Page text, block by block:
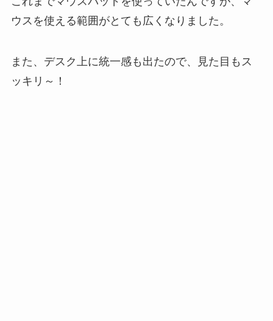
ウスを使える範囲がとても広くなりました。
また、デスク上に統一感も出たので、見た目もス
ッキリ～！